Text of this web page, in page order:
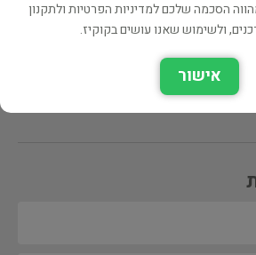
הסכמה שלכם למדיניות הפרטיות ולתקנון
ולשימוש שאנו עושים בקוקיז.
אישור